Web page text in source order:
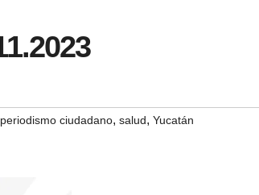
periodismo ciudadano, salud, Yucatán